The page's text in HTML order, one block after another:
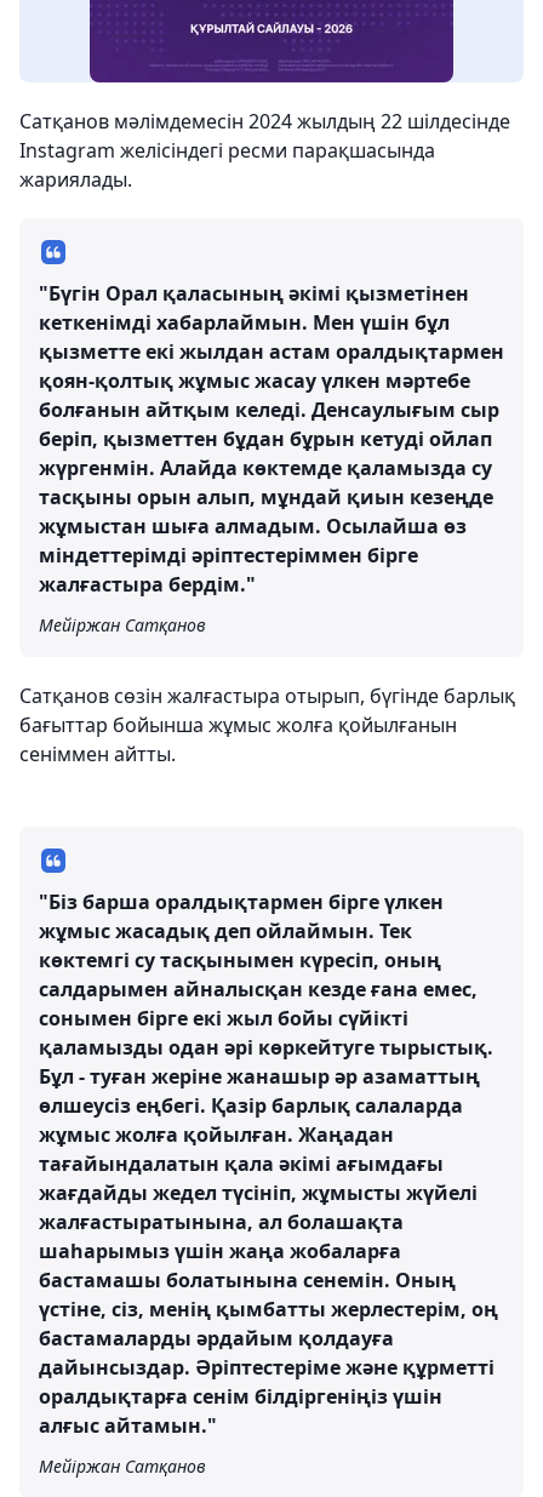
Сатқанов мәлімдемесін 2024 жылдың 22 шілдесінде
Instagram желісіндегі ресми парақшасында
жариялады.
"Бүгін Орал қаласының әкімі қызметінен
кеткенімді хабарлаймын. Мен үшін бұл
қызметте екі жылдан астам оралдықтармен
қоян-қолтық жұмыс жасау үлкен мәртебе
болғанын айтқым келеді. Денсаулығым сыр
беріп, қызметтен бұдан бұрын кетуді ойлап
жүргенмін. Алайда көктемде қаламызда су
тасқыны орын алып, мұндай қиын кезеңде
жұмыстан шыға алмадым. Осылайша өз
міндеттерімді әріптестеріммен бірге
жалғастыра бердім."
Мейіржан Сатқанов
Сатқанов сөзін жалғастыра отырып, бүгінде барлық
бағыттар бойынша жұмыс жолға қойылғанын
сеніммен айтты.
"Біз барша оралдықтармен бірге үлкен
жұмыс жасадық деп ойлаймын. Тек
көктемгі су тасқынымен күресіп, оның
салдарымен айналысқан кезде ғана емес,
сонымен бірге екі жыл бойы сүйікті
қаламызды одан әрі көркейтуге тырыстық.
Бұл - туған жеріне жанашыр әр азаматтың
өлшеусіз еңбегі. Қазір барлық салаларда
жұмыс жолға қойылған. Жаңадан
тағайындалатын қала әкімі ағымдағы
жағдайды жедел түсініп, жұмысты жүйелі
жалғастыратынына, ал болашақта
шаһарымыз үшін жаңа жобаларға
бастамашы болатынына сенемін. Оның
үстіне, сіз, менің қымбатты жерлестерім, оң
бастамаларды әрдайым қолдауға
дайынсыздар. Әріптестеріме және құрметті
оралдықтарға сенім білдіргеніңіз үшін
алғыс айтамын."
Мейіржан Сатқанов